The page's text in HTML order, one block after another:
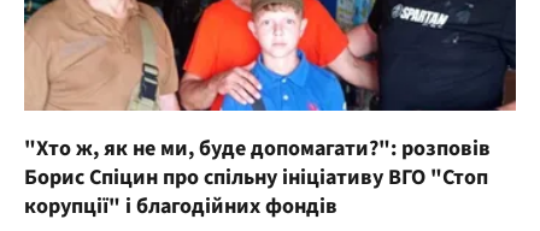
"Хто ж, як не ми, буде допомагати?": розповів
Борис Спіцин про спільну ініціативу ВГО "Стоп
корупції" і благодійних фондів